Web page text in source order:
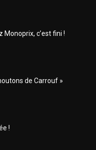
Monoprix, c’est fini !
de Carrouf »
!